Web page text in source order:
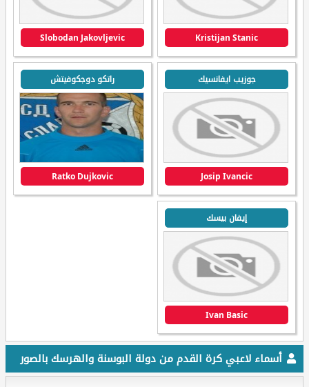
Kristijan Stanic
Slobodan Jakovljevic
جوزيب ايفانسيك
Josip Ivancic
راتكو دوجكوفيتش
Ratko Dujkovic
إيفان بيسك
Ivan Basic
أسماء لاعبي كرة القدم من دولة البوسنة والهرسك بالصور